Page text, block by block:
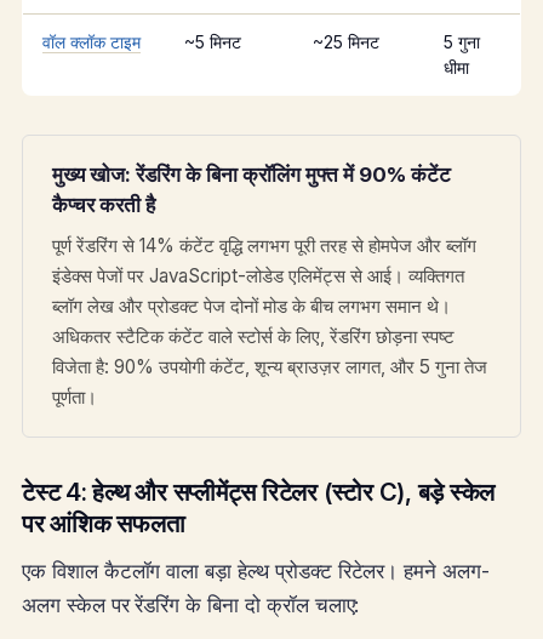
वॉल क्लॉक टाइम ~5 मिनट ~25 मिनट
5 गुना
धीमा
मुख्य खोज: रेंडरिंग के बिना क्रॉलिंग मुफ्त में 90% कंटेंट
कैप्चर करती है
पूर्ण रेंडरिंग से 14% कंटेंट वृद्धि लगभग पूरी तरह से होमपेज और ब्लॉग
इंडेक्स पेजों पर JavaScript-लोडेड एलिमेंट्स से आई। व्यक्तिगत
ब्लॉग लेख और प्रोडक्ट पेज दोनों मोड के बीच लगभग समान थे।
अधिकतर स्टैटिक कंटेंट वाले स्टोर्स के लिए, रेंडरिंग छोड़ना स्पष्ट
विजेता है: 90% उपयोगी कंटेंट, शून्य ब्राउज़र लागत, और 5 गुना तेज
पूर्णता।
टेस्ट 4: हेल्थ और सप्लीमेंट्स रिटेलर (स्टोर C), बड़े स्केल
पर आंशिक सफलता
एक विशाल कैटलॉग वाला बड़ा हेल्थ प्रोडक्ट रिटेलर। हमने अलग-
अलग स्केल पर रेंडरिंग के बिना दो क्रॉल चलाए: